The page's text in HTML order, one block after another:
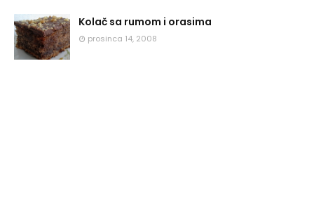
Kolač sa rumom i orasima
prosinca 14, 2008